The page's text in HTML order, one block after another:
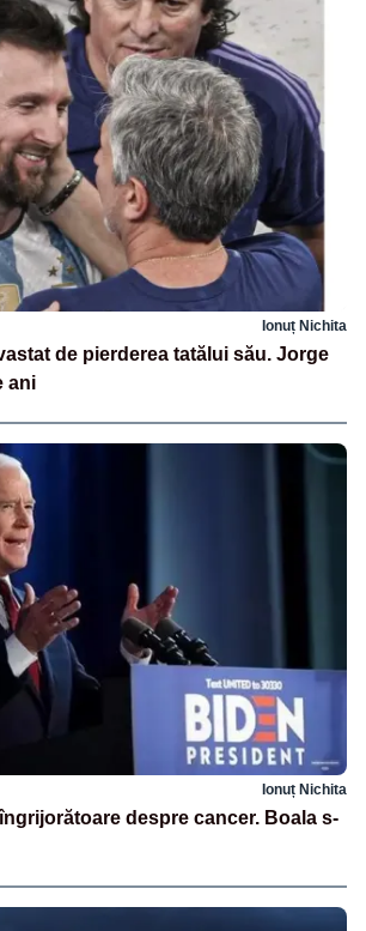
Ionuț Nichita
de pierderea tatălui său. Jorge
ani
Ionuț Nichita
despre cancer. Boala s-